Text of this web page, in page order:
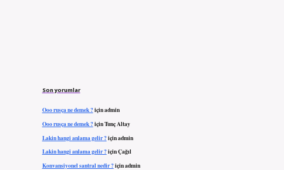
Son yorumlar
Ooo rusça ne demek ?içinadmin
Ooo rusça ne demek ?içinTunç Altay
Lakin hangi anlama gelir ?içinadmin
Lakin hangi anlama gelir ?içinÇağıl
Konvansiyonel santral nedir ?içinadmin